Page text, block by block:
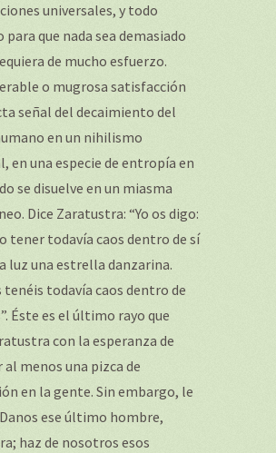
universales, y todo
para que nada sea demasiado
de mucho esfuerzo.
o mugrosa satisfacción
señal del decaimiento del
en un nihilismo
en una especie de entropía en
se disuelve en un miasma
Dice Zaratustra: “Yo os digo:
tener todavía caos dentro de sí
luz una estrella danzarina.
todavía caos dentro de
Éste es el último rayo que
con la esperanza de
al menos una pizca de
en la gente. Sin embargo, le
ese último hombre,
haz de nosotros esos